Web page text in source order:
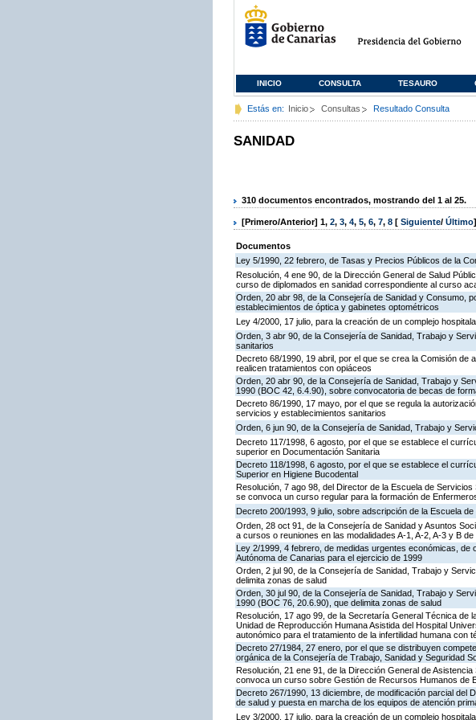
INICIO CONSULTA TESAURO
Estás en: Inicio Consultas Resultado Consulta
SANIDAD
310 documentos encontrados, mostrando del 1 al 25.
[Primero/Anterior] 1, 2, 3, 4, 5, 6, 7, 8 [ Siguiente/ Último]
Documentos
Ley 5/1990, 22 febrero, de Tasas y Precios Públicos de la
Resolución, 4 ene 90, de la Dirección General de Salud
curso de diplomados en sanidad correspondiente al curso
Orden, 20 abr 98, de la Consejería de Sanidad y Consumo,
establecimientos de óptica y gabinetes optométricos
Ley 4/2000, 17 julio, para la creación de un complejo
Orden, 3 abr 90, de la Consejería de Sanidad, Trabajo y
sanitarios
Decreto 68/1990, 19 abril, por el que se crea la Comisión
realicen tratamientos con opiáceos
Orden, 20 abr 90, de la Consejería de Sanidad, Trabajo y
1990 (BOC 42, 6.4.90), sobre convocatoria de becas de
Decreto 86/1990, 17 mayo, por el que se regula la
servicios y establecimientos sanitarios
Orden, 6 jun 90, de la Consejería de Sanidad, Trabajo y
Decreto 117/1998, 6 agosto, por el que se establece el
superior en Documentación Sanitaria
Decreto 118/1998, 6 agosto, por el que se establece el
Superior en Higiene Bucodental
Resolución, 7 ago 98, del Director de la Escuela de
se convoca un curso regular para la formación de
Decreto 200/1993, 9 julio, sobre adscripción de la Escuela
Orden, 28 oct 91, de la Consejería de Sanidad y Asuntos
a cursos o reuniones en las modalidades A-1, A-2, A-3 y B
Ley 2/1999, 4 febrero, de medidas urgentes económicas,
Autónoma de Canarias para el ejercicio de 1999
Orden, 2 jul 90, de la Consejería de Sanidad, Trabajo y
delimita zonas de salud
Orden, 30 jul 90, de la Consejería de Sanidad, Trabajo y
1990 (BOC 76, 20.6.90), que delimita zonas de salud
Resolución, 17 ago 99, de la Secretaría General Técnica de
Unidad de Reproducción Humana Asistida del Hospital
autonómico para el tratamiento de la infertilidad humana
Decreto 27/1984, 27 enero, por el que se distribuyen
orgánica de la Consejería de Trabajo, Sanidad y Seguridad
Resolución, 21 ene 91, de la Dirección General de
convoca un curso sobre Gestión de Recursos Humanos de
Decreto 267/1990, 13 diciembre, de modificación parcial
de salud y puesta en marcha de los equipos de atención
Ley 3/2000, 17 julio, para la creación de un complejo